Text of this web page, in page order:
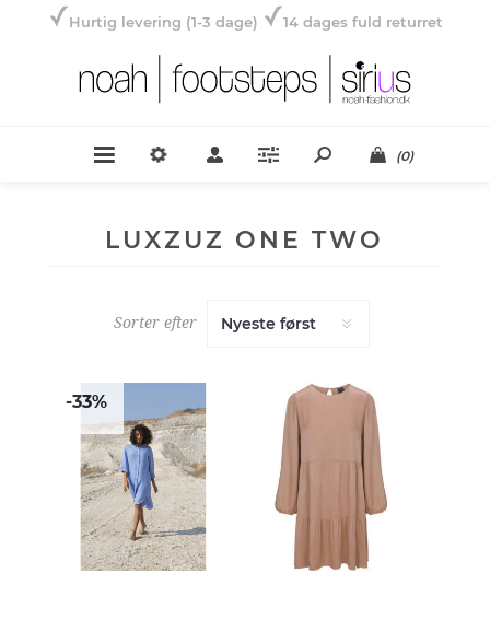
Hurtig levering (1-3 dage) 14 dages fuld returret
(0)
LUXZUZ ONE TWO
Sorter efter
-33%